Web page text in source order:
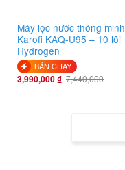
Máy lọc nước thông minh
Karofi KAQ-U95 – 10 lõi
Hydrogen
BÁN CHẠY
3,990,000₫ 7,440,000